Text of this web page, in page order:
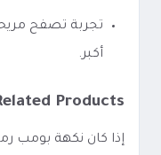
تجربة تصفح
أكبر.
Products